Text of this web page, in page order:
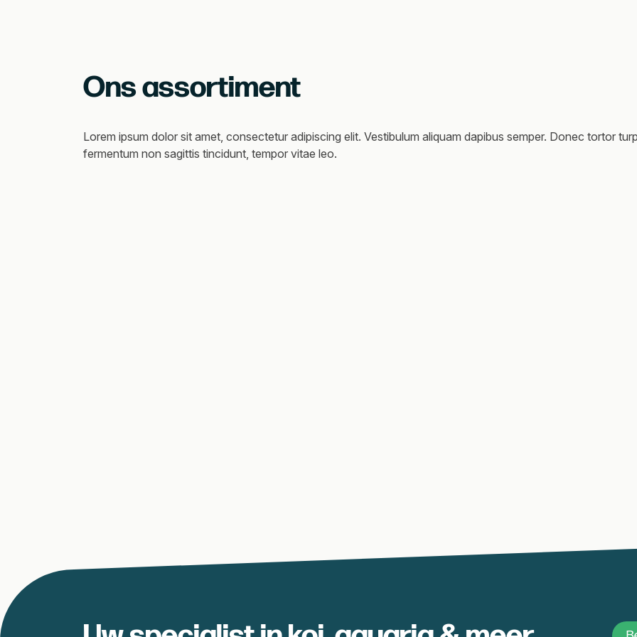
Ons assortiment
Lorem ipsum dolor sit amet, consectetur adipiscing elit. Vestibulum aliquam dapibus semper. Donec tortor
fermentum non sagittis tincidunt, tempor vitae leo.